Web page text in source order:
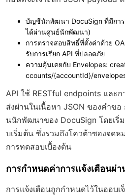
บัญชีนักพัฒนา DocuSign ที่มีการ
ได้ผ่านศูนย์นักพัฒนา)
การตรวจสอบสิทธิ์ที่ตั้งค่าด้วย
รับการเรียก API ที่ปลอดภัย
ความคุ้นเคยกับ Envelopes:
ccounts/{accountId}/
API ใช้ RESTful endpoints และ
ส่งผ่านในเนื้อหา JSON ของคำข
นนักพัฒนาของ DocuSign โดยเ
บเริ่มต้น ซึ่งรวมถึงโควต้าซองจด
การทดสอบเบื้องต้น
การกำหนดค่าการแจ้งเตือนผ่า
การแจ้งเตือนถูกกำหนดไว้ในออบเ